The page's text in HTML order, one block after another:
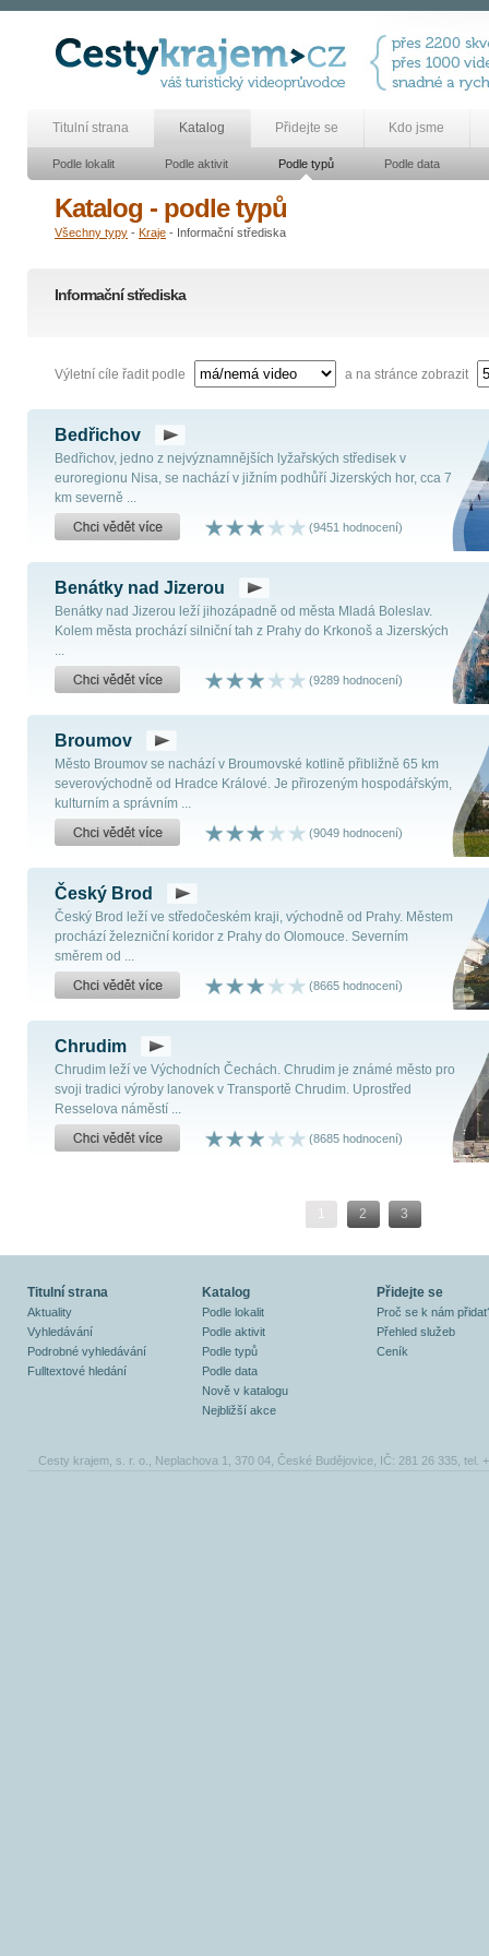
Titulní strana Katalog Přidejte se Kdo jsme
Podle lokalit Podle aktivit Podle typů Podle data
Katalog - podle typů
Všechny typy - Kraje - Informační střediska
Informační střediska
Výletní cíle řadit podle a na stránce zobrazit
Bedřichov
Bedřichov, jedno z nejvýznamnějších lyžařských středisek v
euroregionu Nisa, se nachází v jižním podhůří Jizerských hor, cca 7
km severně ...
(9451 hodnocení)
Benátky nad Jizerou
Benátky nad Jizerou leží jihozápadně od města Mladá Boleslav.
Kolem města prochází silniční tah z Prahy do Krkonoš a Jizerských
...
(9289 hodnocení)
Broumov
Město Broumov se nachází v Broumovské kotlině přibližně 65 km
severovýchodně od Hradce Králové. Je přirozeným hospodářským,
kulturním a správním ...
(9049 hodnocení)
Český Brod
Český Brod leží ve středočeském kraji, východně od Prahy. Městem
prochází železniční koridor z Prahy do Olomouce. Severním
směrem od ...
(8665 hodnocení)
Chrudim
Chrudim leží ve Východních Čechách. Chrudim je známé město pro
svoji tradici výroby lanovek v Transportě Chrudim. Uprostřed
Resselova náměstí ...
(8685 hodnocení)
1 2 3
Titulní strana
Aktuality
Vyhledávání
Podrobné vyhledávání
Fulltextové hledání
Katalog
Podle lokalit
Podle aktivit
Podle typů
Podle data
Nově v katalogu
Nejbližší akce
Přidejte se
Proč se k nám
Přehled služeb
Ceník
Cesty krajem, s. r. o., Neplachova 1, 370 04, České Budějovice, IČ: 281 26 335, tel.